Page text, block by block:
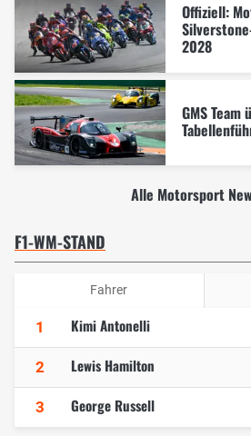
Offiziell:
2028
GMS
Alle Motorsport
F1-WM-STAND
Fahrer
1 Kimi Antonelli
2 Lewis Hamilton
3 George Russell